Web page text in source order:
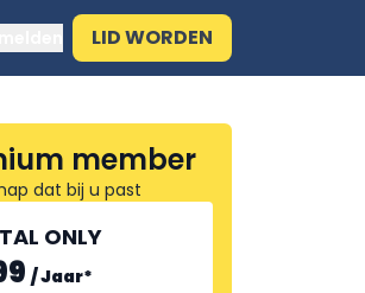
LID WORDEN
member
dat bij u past
ONLY
/Jaar*